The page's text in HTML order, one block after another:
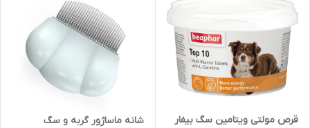
قرص مولتی ویتامین سگ بیفار
شانه ماساژور گربه و سگ